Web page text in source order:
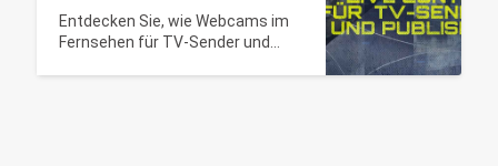
Entdecken Sie, wie Webcams im
Fernsehen für TV-Sender und